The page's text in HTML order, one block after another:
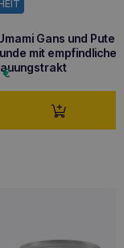
Gans und Pute
mit
€